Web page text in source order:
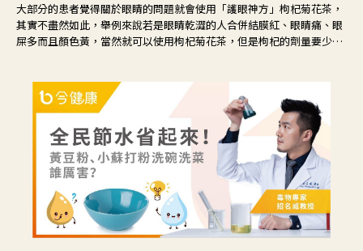
大部分的患者覺得關於眼睛的問題就會使用「護眼神方」枸杞菊花茶，
其實不盡然如此，舉例來說若是眼睛乾澀的人合併結膜紅、眼睛痛、眼
屎多而且顏色黃，當然就可以使用枸杞菊花茶，但是枸杞的劑量要少，
候就要使用菊花、金銀花來治療；假如單純的眼睛乾澀，結膜沒有紅，
眼睛周圍沒有眼屎，這種情況是屬於「陰虛」，就可以使用枸杞、蓮
藕、麥門冬、山藥等比較滋潤的藥材，效果就更顯著。